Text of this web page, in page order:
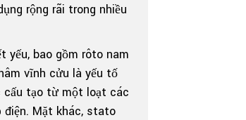
rộng rãi trong nhiều
yếu, bao gồm rôto nam
vĩnh cửu là yếu tố
cấu tạo từ một loạt các
Mặt khác, stato